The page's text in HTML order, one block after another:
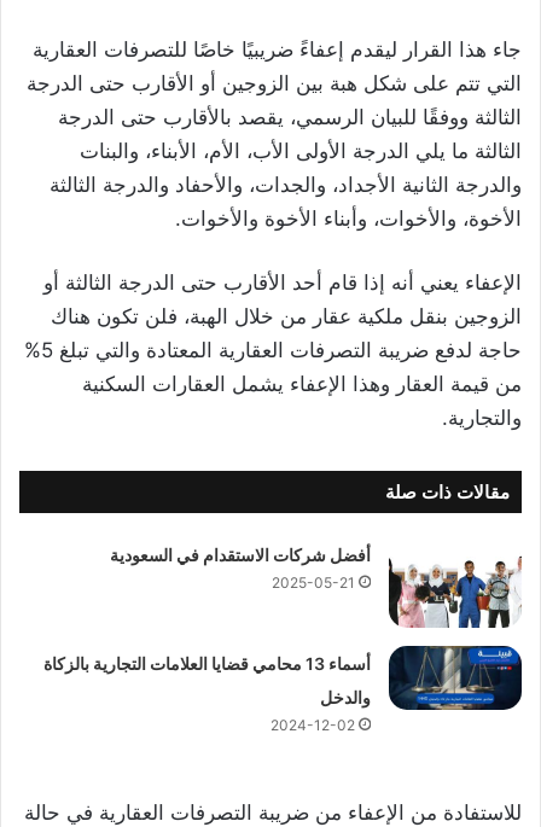
جاء هذا القرار ليقدم إعفاءً ضريبيًا خاصًا للتصرفات العقارية
التي تتم على شكل هبة بين الزوجين أو الأقارب حتى الدرجة
الثالثة ووفقًا للبيان الرسمي، يقصد بالأقارب حتى الدرجة
الثالثة ما يلي الدرجة الأولى الأب، الأم، الأبناء، والبنات
والدرجة الثانية الأجداد، والجدات، والأحفاد والدرجة الثالثة
الأخوة، والأخوات، وأبناء الأخوة والأخوات.
الإعفاء يعني أنه إذا قام أحد الأقارب حتى الدرجة الثالثة أو
الزوجين بنقل ملكية عقار من خلال الهبة، فلن تكون هناك
حاجة لدفع ضريبة التصرفات العقارية المعتادة والتي تبلغ 5%
من قيمة العقار وهذا الإعفاء يشمل العقارات السكنية
والتجارية.
مقالات ذات صلة
أفضل شركات الاستقدام في السعودية
2025-05-21
أسماء 13 محامي قضايا العلامات التجارية بالزكاة
والدخل
2024-12-02
للاستفادة من الإعفاء من ضريبة التصرفات العقارية في حالة